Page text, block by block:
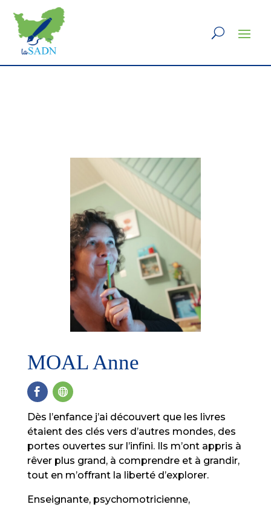
MOAL Anne
Dès l’enfance j’ai découvert que les livres
étaient des clés vers d’autres mondes, des
portes ouvertes sur l’infini. Ils m’ont appris à
rêver plus grand, à comprendre et à grandir,
tout en m’offrant la liberté d’explorer.
Enseignante, psychomotricienne,